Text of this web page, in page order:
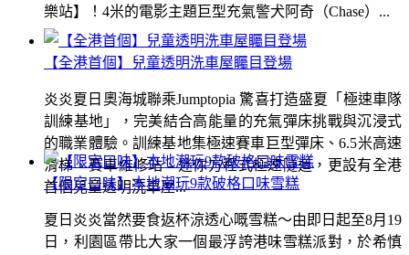
【全港首個】兒童透明洗車屋矚目登場
炎炎夏日奧海城聯乘Jumptopia 驚喜打造盛夏「極速車隊
訓練基地」，完美結合高能量的充氣彈床挑戰與沉浸式
的職業體驗。訓練基地集極速賽車巨型彈床、6.5米高速
滑梯、賽車維修站、迷你方程式極速隧道，更設有全港
首個兒童透明洗車屋...
樂站】！4米的電影主題巨型充氣警犬阿奇（Chase）...
【限定口味】本地潮玩9款破格口味雪糕
夏日炎炎當然要食返杯涼透心嘅雪糕～由即日起至8月19
日，利園區帶比大家一個最浮誇港味雪糕派對，於希慎